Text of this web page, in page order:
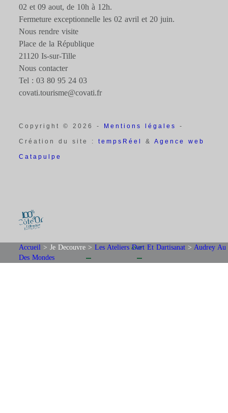
Accueil >Je Decouvre >Les Ateliers Dart Et Dartisanat >Audrey Au
Des Mondes
02 et 09 aout, de 10h à 12h.
Fermeture exceptionnelle les 02 avril et 20 juin.
Nous rendre visite
Place de la République
21120 Is-sur-Tille
Nous contacter
Tel : 03 80 95 24 03
covati.tourisme@covati.fr
Copyright © 2026 - Mentions légales -
Création du site :tempsRéel&Agence web
Catapulpe